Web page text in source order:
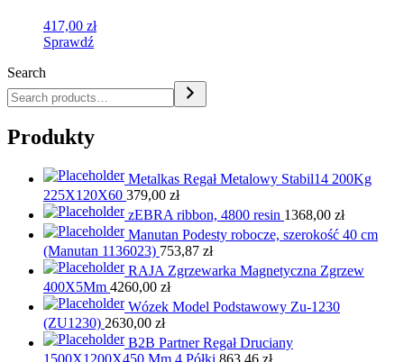
417,00 zł
Sprawdź
Search
Produkty
Metalkas Regał Metalowy Stabil14 200Kg
225X120X60 379,00 zł
zEBRA ribbon, 4800 resin 1368,00 zł
Manutan Podesty robocze, szerokość 40 cm
(Manutan 1136023) 753,87 zł
RAJA Zgrzewarka Magnetyczna Zgrzew
400X5Mm 4260,00 zł
Wózek Model Podstawowy Zu-1230
(ZU1230) 2630,00 zł
B2B Partner Regał Druciany
1500X1200X450 Mm 4 Półki 863,46 zł